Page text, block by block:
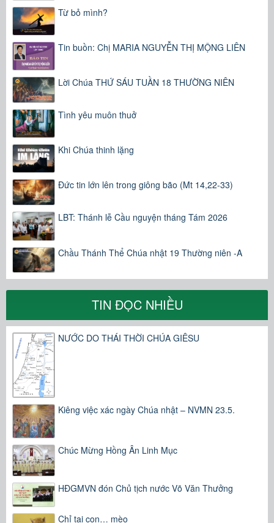
Từ bỏ mình?
Tin buồn: Chị MARIA NGUYỄN THỊ MỘNG LIÊN
Lời Chúa THỨ SÁU TUẦN 18 THƯỜNG NIÊN
Tình yêu muôn thuở
Khi Chúa thinh lặng
Đức tin lớn lên trong giông bão (Mt 14,22-33)
LBT: Thánh lễ Cầu nguyện tháng Tám 2026
Chầu Thánh Thể Chúa nhật 19 Thường niên -A
TIN ĐỌC NHIỀU
NƯỚC DO THÁI THỜI CHÚA GIÊSU
Kiêng việc xác ngày Chúa nhật – NVMN 23.5.
Chúc Mừng Hồng Ân Linh Mục
HĐGMVN đón Chủ tịch nước Võ Văn Thưởng
Chỉ tại con… mèo